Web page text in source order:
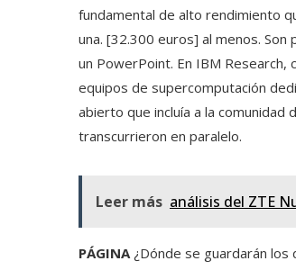
fundamental de alto rendimiento
una. [32.300 euros] al menos.
un PowerPoint. En IBM
equipos de supercomputación
abierto que incluía a la
transcurrieron en paralelo.
Leer más análisis del ZTE
PÁGINA ¿Dónde se guardarán